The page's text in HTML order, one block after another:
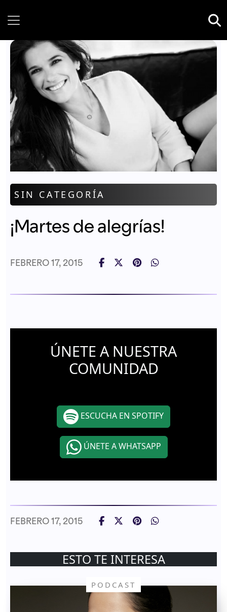
SIN CATEGORÍA
¡Martes de alegrías!
FEBRERO 17, 2015
ÚNETE A NUESTRA
COMUNIDAD
ESCUCHA EN SPOTIFY
ÚNETE A WHATSAPP
FEBRERO 17, 2015
ESTO TE INTERESA
PODCAST